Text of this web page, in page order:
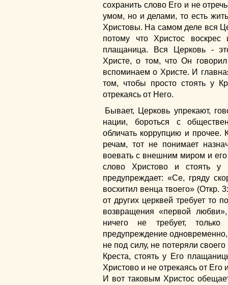
сохранить слово Его и не
умом, но и делами, то есть
Христовы. На самом деле вся
потому что Христос
плащаница. Вся Церковь -
Христе, о том, что Он
вспоминаем о Христе. И
том, чтобы просто стоять у
отрекаясь от Него.
Бывает, Церковь упрекают,
нации, бороться с
обличать коррупцию и прочее.
речам, тот не понимает
воевать с внешним миром и
слово Христово и стоять у
предупреждает: «Се, гряду
восхитил венца твоего» (Откр.
от других церквей требует то
возвращения «первой
ничего не требует,
предупреждение
не под силу, не потеряли
Креста, стоять у Его
Христово и не отрекаясь от Его
И вот таковым Христос